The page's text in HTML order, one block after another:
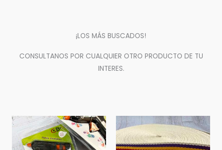
¡LOS MÁS BUSCADOS!
CONSULTANOS POR CUALQUIER OTRO PRODUCTO DE TU
INTERES.